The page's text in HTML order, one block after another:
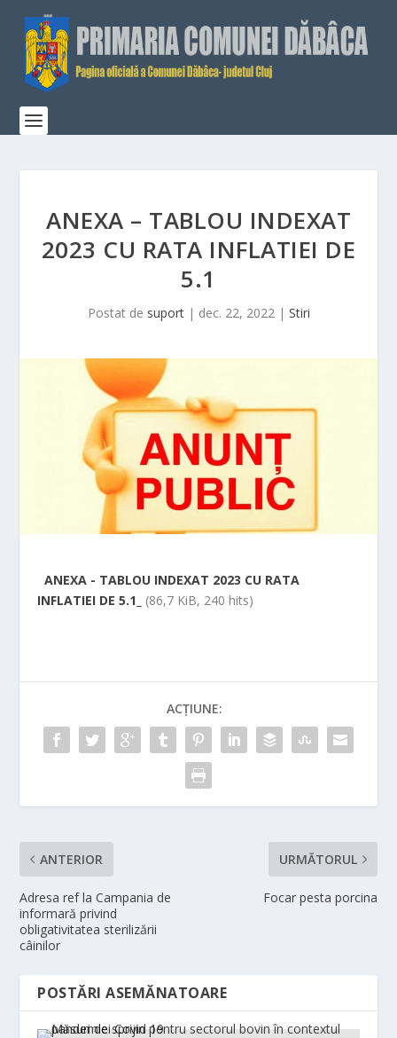
ANEXA – TABLOU INDEXAT
2023 CU RATA INFLATIEI DE
5.1
Postat de suport| dec. 22, 2022| Stiri
ANEXA - TABLOU INDEXAT 2023 CU RATA
INFLATIEI DE 5.1_
(86,7 KiB, 240 hits)
ACȚIUNE:
ANTERIOR
Adresa ref la Campania de
informară privind
obligativitatea sterilizării
câinilor
URMĂTORUL
Focar pesta porcina
POSTĂRI ASEMĂNATOARE